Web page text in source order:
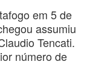
em 5 de
assumiu
Tencati.
número de